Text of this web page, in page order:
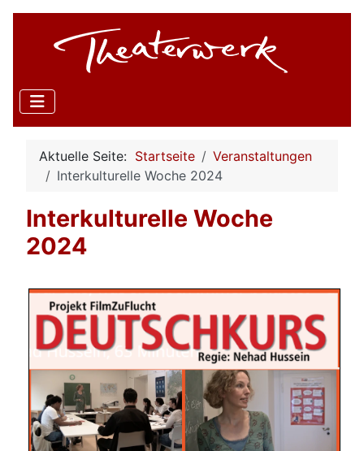
Aktuelle Seite: Startseite
Veranstaltungen
Interkulturelle Woche 2024
Interkulturelle Woche
2024